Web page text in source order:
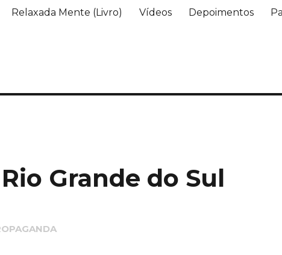
Relaxada Mente (Livro) Vídeos Depoimentos
Grande do Sul